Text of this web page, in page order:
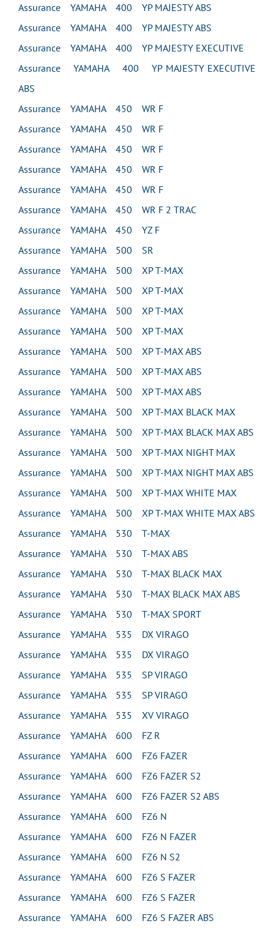
Assurance YAMAHA 400 YP MAJESTY ABS
Assurance YAMAHA 400 YP MAJESTY ABS
Assurance YAMAHA 400 YP MAJESTY EXECUTIVE
Assurance YAMAHA 400 YP MAJESTY EXECUTIVE
ABS
Assurance YAMAHA 450 WR F
Assurance YAMAHA 450 WR F
Assurance YAMAHA 450 WR F
Assurance YAMAHA 450 WR F
Assurance YAMAHA 450 WR F
Assurance YAMAHA 450 WR F 2 TRAC
Assurance YAMAHA 450 YZ F
Assurance YAMAHA 500 SR
Assurance YAMAHA 500 XP T-MAX
Assurance YAMAHA 500 XP T-MAX
Assurance YAMAHA 500 XP T-MAX
Assurance YAMAHA 500 XP T-MAX
Assurance YAMAHA 500 XP T-MAX ABS
Assurance YAMAHA 500 XP T-MAX ABS
Assurance YAMAHA 500 XP T-MAX ABS
Assurance YAMAHA 500 XP T-MAX BLACK MAX
Assurance YAMAHA 500 XP T-MAX BLACK MAX ABS
Assurance YAMAHA 500 XP T-MAX NIGHT MAX
Assurance YAMAHA 500 XP T-MAX NIGHT MAX ABS
Assurance YAMAHA 500 XP T-MAX WHITE MAX
Assurance YAMAHA 500 XP T-MAX WHITE MAX ABS
Assurance YAMAHA 530 T-MAX
Assurance YAMAHA 530 T-MAX ABS
Assurance YAMAHA 530 T-MAX BLACK MAX
Assurance YAMAHA 530 T-MAX BLACK MAX ABS
Assurance YAMAHA 530 T-MAX SPORT
Assurance YAMAHA 535 DX VIRAGO
Assurance YAMAHA 535 DX VIRAGO
Assurance YAMAHA 535 SP VIRAGO
Assurance YAMAHA 535 SP VIRAGO
Assurance YAMAHA 535 XV VIRAGO
Assurance YAMAHA 600 FZ R
Assurance YAMAHA 600 FZ6 FAZER
Assurance YAMAHA 600 FZ6 FAZER S2
Assurance YAMAHA 600 FZ6 FAZER S2 ABS
Assurance YAMAHA 600 FZ6 N
Assurance YAMAHA 600 FZ6 N FAZER
Assurance YAMAHA 600 FZ6 N S2
Assurance YAMAHA 600 FZ6 S FAZER
Assurance YAMAHA 600 FZ6 S FAZER
Assurance YAMAHA 600 FZ6 S FAZER ABS